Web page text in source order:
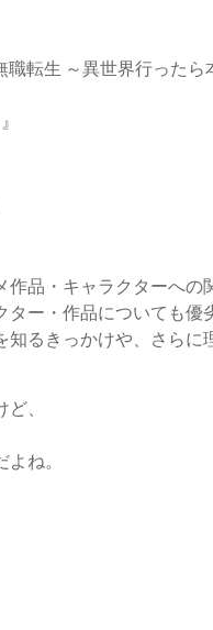
転生 ～異世界行ったら
品・キャラクターへの
ー・作品についても優
るきっかけや、さらに
、
ね。